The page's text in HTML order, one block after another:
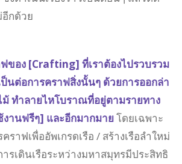
กด้วย
ของ [Crafting] ที่เราต้องไปรวบรวม
นต่อการคราฟสิ่งนั้นๆ ด้วยการออกล่า
ม้ ทำลายไหโบราณที่อยู่ตามรายทาง
านฟรีๆ] และอีกมากมายโดยเฉพาะ
ราฟเพื่ออัพเกรดเรือ / สร้างเรือลำใหม่
รเดินเรือระหว่างมหาสมุทรมีประสิทธิ